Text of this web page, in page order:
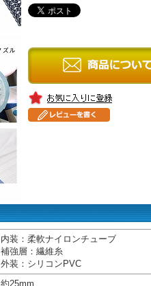
内装：柔軟ナイロンチューブ
補強層：繊維糸
外装：シリコンPVC
約25mm